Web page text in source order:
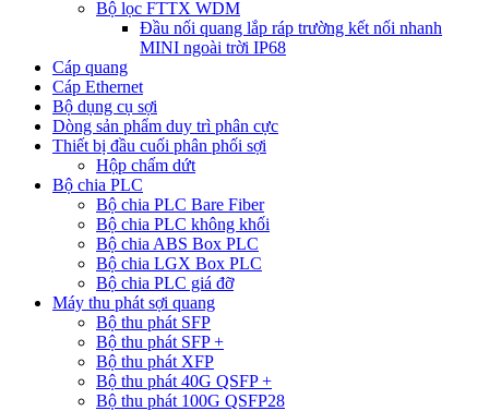
Bộ lọc FTTX WDM
Đầu nối quang lắp ráp trường kết nối nhanh
MINI ngoài trời IP68
Cáp quang
Cáp Ethernet
Bộ dụng cụ sợi
Dòng sản phẩm duy trì phân cực
Thiết bị đầu cuối phân phối sợi
Hộp chấm dứt
Bộ chia PLC
Bộ chia PLC Bare Fiber
Bộ chia PLC không khối
Bộ chia ABS Box PLC
Bộ chia LGX Box PLC
Bộ chia PLC giá đỡ
Máy thu phát sợi quang
Bộ thu phát SFP
Bộ thu phát SFP +
Bộ thu phát XFP
Bộ thu phát 40G QSFP +
Bộ thu phát 100G QSFP28